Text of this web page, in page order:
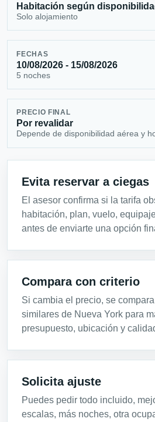
Habitación según
Solo alojamiento
FECHAS
10/08/2026 - 15/08/2026
5 noches
PRECIO FINAL
Por revalidar
Depende de disponibilidad aérea y
Evita reservar a ciegas
El asesor confirma si la tarifa
habitación, plan, vuelo,
antes de enviarte una opción
Compara con criterio
Si cambia el precio, se
similares de Nueva York para
presupuesto, ubicación y
Solicita ajuste
Puedes pedir todo incluido,
escalas, más noches, otra